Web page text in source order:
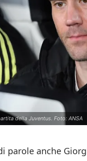
della Juventus. Foto: ANSA
parole anche